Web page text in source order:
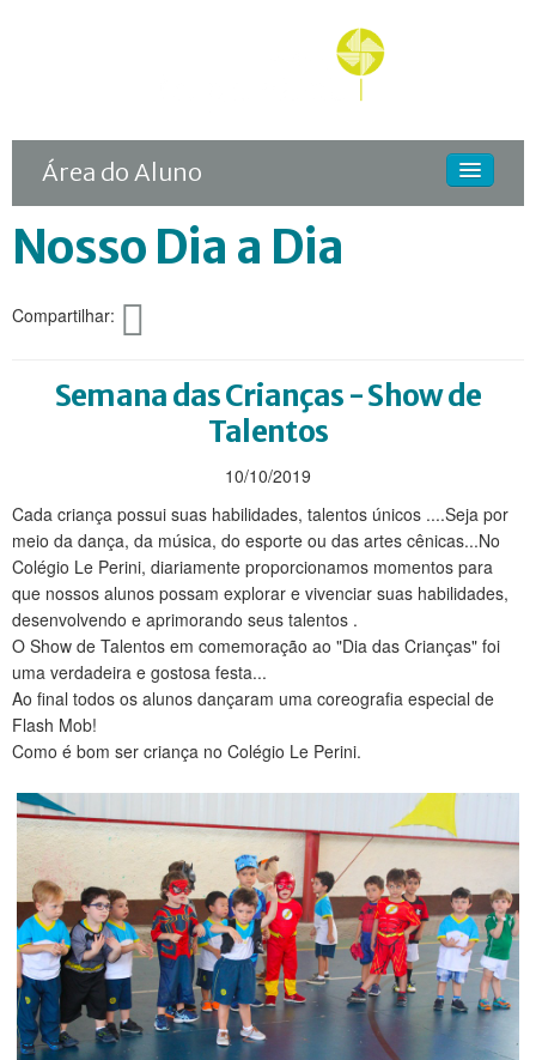
Área do Aluno
CURSOS
CONTINUIDADE RODIN
CONTATO
Nosso Dia a Dia
Compartilhar:
Semana das Crianças - Show de
Talentos
10/10/2019
Cada criança possui suas habilidades, talentos únicos ....Seja por
meio da dança, da música, do esporte ou das artes cênicas...No
Colégio Le Perini, diariamente proporcionamos momentos para
que nossos alunos possam explorar e vivenciar suas habilidades,
desenvolvendo e aprimorando seus talentos .
O Show de Talentos em comemoração ao "Dia das Crianças" foi
uma verdadeira e gostosa festa...
Ao final todos os alunos dançaram uma coreografia especial de
Flash Mob!
Como é bom ser criança no Colégio Le Perini.